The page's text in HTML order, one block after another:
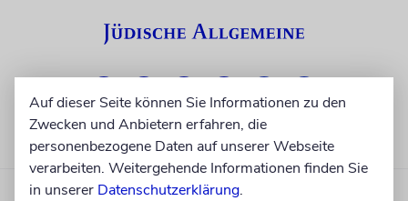
Auf dieser Seite können Sie Informationen zu den
Zwecken und Anbietern erfahren, die
personenbezogene Daten auf unserer Webseite
verarbeiten. Weitergehende Informationen finden Sie
in unserer Datenschutzerklärung.